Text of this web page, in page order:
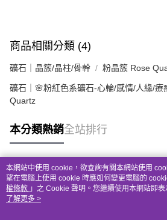
商品相關分類 (4)
礦石｜晶簇/晶柱/骨幹 粉晶簇 Rose
礦石｜🌸粉紅色系礦石-心輪/感情/人緣/療
Quartz
本分類熱銷全站排行
熱門標籤
本網站中使用 cookie，欲查詢有關本網站使用
望在電腦上使用 cookie 時應如何變更電腦的
權條款 」之 Cookie 聲明。您繼續使用本網站即
用條款之 Cookie 聲明使用 cookie。
了解更多 >